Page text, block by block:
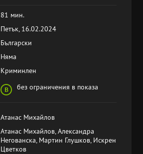
81 мин.
Петък, 16.02.2024
Български
Няма
Криминлен
без ограничения в показа
Атанас Михайлов
Атанас Михайлов, Александра
Негованска, Мартин Глушков, Искрен
Цветков